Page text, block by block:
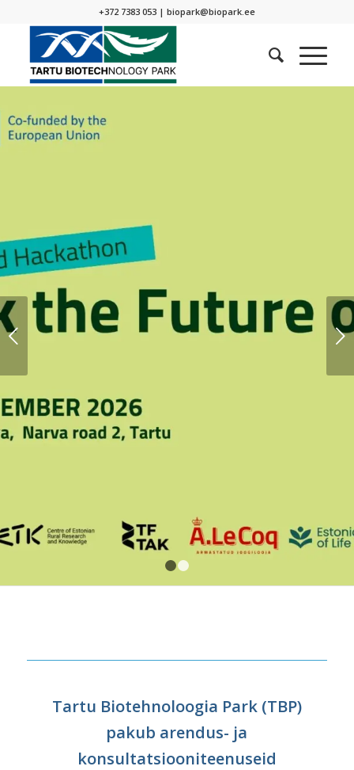
+372 7383 053 | biopark@biopark.ee
Next
Tartu Biotehnoloogia Park (TBP)
pakub arendus- ja
konsultatsiooniteenuseid